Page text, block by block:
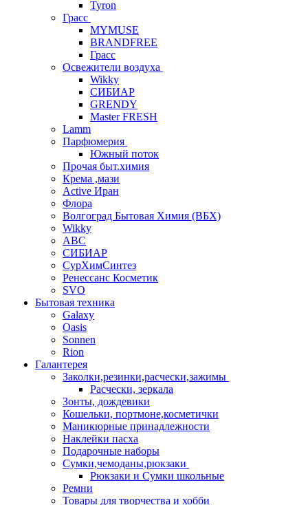
Tyron
Грасс
MYMUSE
BRANDFREE
Грасс
Освежители воздуха
Wikky
СИБИАР
GRENDY
Master FRESH
Lamm
Парфюмерия
Южный поток
Прочая быт.химия
Крема ,мази
Аctive Иран
Флора
Волгоград Бытовая Химия (ВБХ)
Wikky
АВС
СИБИАР
СурХимСинтез
Ренессанс Косметик
SVO
Бытовая техника
Galaxy
Oasis
Sonnen
Rion
Галантерея
Заколки,резинки,расчески,зажимы
Расчески, зеркала
Зонты, дождевики
Кошельки, портмоне,косметички
Маникюрные принадлежности
Наклейки пасха
Подарочные наборы
Сумки,чемоданы,рюкзаки
Рюкзаки и Сумки школьные
Ремни
Товары для творчества и хобби